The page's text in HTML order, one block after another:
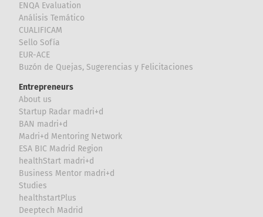
ENQA Evaluation
Análisis Temático
CUALIFICAM
Sello Sofía
EUR-ACE
Buzón de Quejas, Sugerencias y Felicitaciones
Entrepreneurs
About us
Startup Radar madri+d
BAN madri+d
Madri+d Mentoring Network
ESA BIC Madrid Region
healthStart madri+d
Business Mentor madri+d
Studies
healthstartPlus
Deeptech Madrid